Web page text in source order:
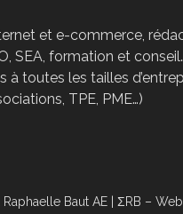
et e-commerce,
SEA, formation et
à toutes les tailles
TPE, PME…)
Baut AE | ΣRB –